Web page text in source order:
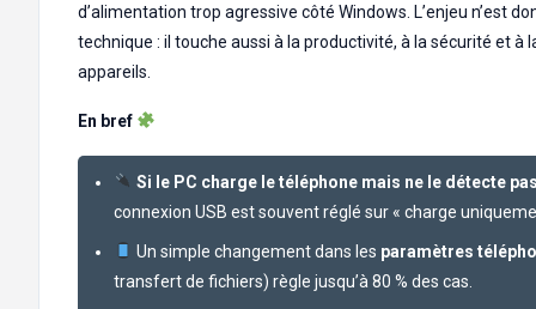
d’alimentation trop agressive côté Windows. L’enjeu n’est
technique : il touche aussi à la productivité, à la sécurité et à
appareils.
En bref
Si le PC charge le téléphone mais ne le détecte
connexion USB est souvent réglé sur « charge
Un simple changement dans les paramètres
transfert de fichiers) règle jusqu’à 80 % des cas.